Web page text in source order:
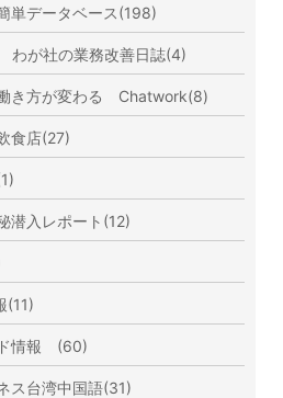
単データベース(198)
が社の業務改善日誌(4)
き方が変わる Chatwork(8)
食店(27)
潜入レポート(12)
(11)
情報 (60)
ス台湾中国語(31)